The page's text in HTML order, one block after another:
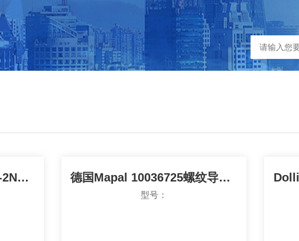
30026296德国Mapal GR-2N螺纹导向座 螺纹快装 德国Mapal 10036725螺纹导向座 高精度定位
型号：